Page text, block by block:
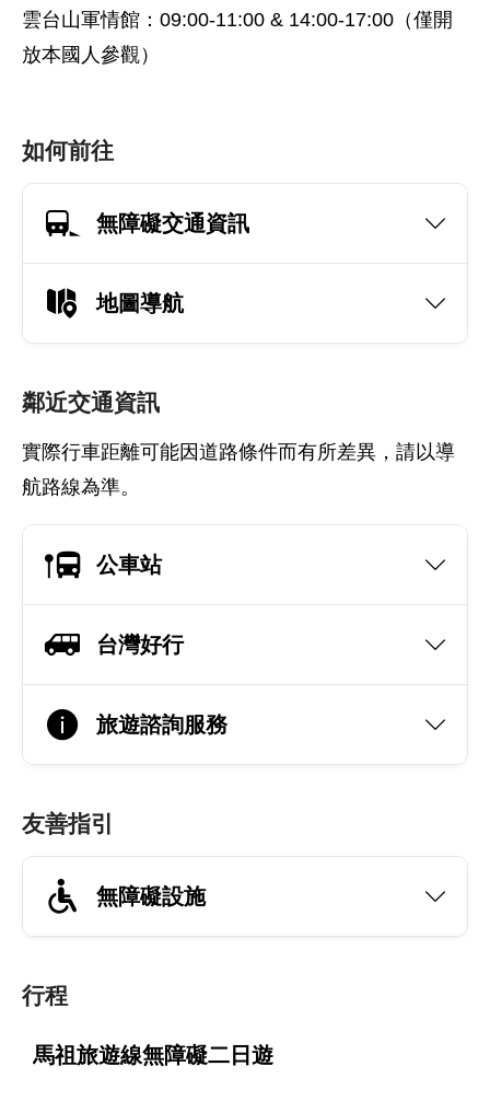
雲台山軍情館：09:00-11:00 & 14:00-17:00（僅開
放本國人參觀）
如何前往
無障礙交通資訊
地圖導航
鄰近交通資訊
實際行車距離可能因道路條件而有所差異，請以導
航路線為準。
公車站
台灣好行
旅遊諮詢服務
友善指引
無障礙設施
行程
馬祖旅遊線無障礙二日遊